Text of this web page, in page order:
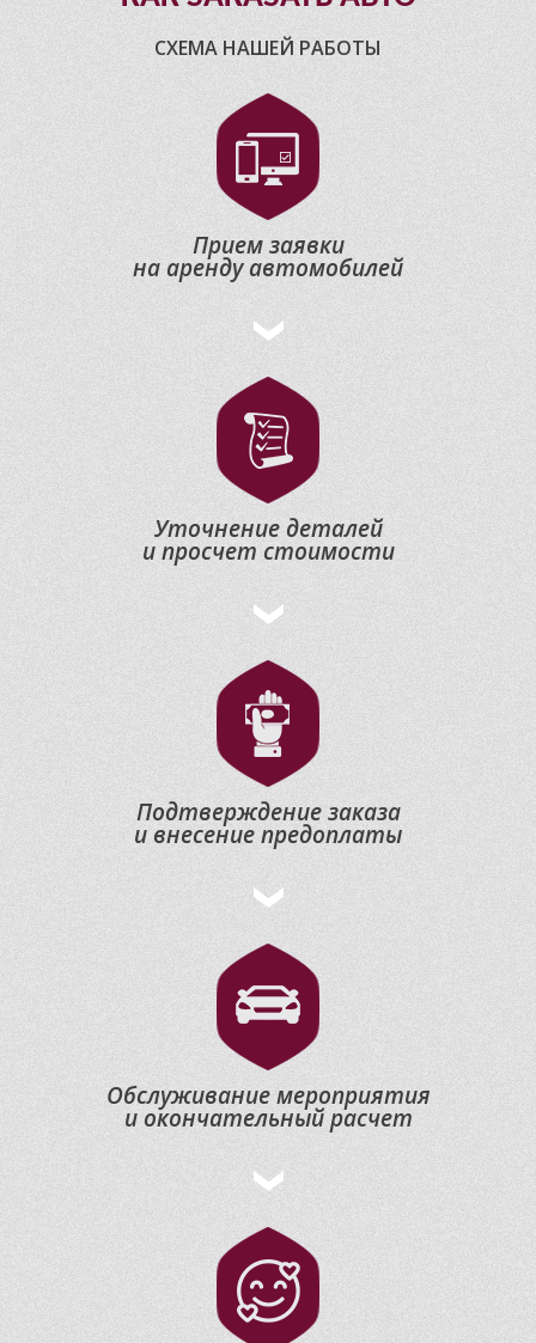
СХЕМА НАШЕЙ РАБОТЫ
Прием заявки
на аренду автомобилей
Уточнение деталей
и просчет стоимости
Подтверждение заказа
и внесение предоплаты
Обслуживание мероприятия
и окончательный расчет